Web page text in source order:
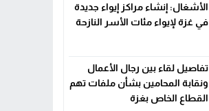
الأشغال: إنشاء مراكز إيواء جديدة
في غزة لإيواء مئات الأسر النازحة
تفاصيل لقاء بين رجال الأعمال
ونقابة المحامين بشأن ملفات تهم
القطاع الخاص بغزة